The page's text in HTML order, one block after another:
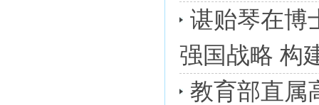
谌贻琴在博
强国战略 构
教育部直属